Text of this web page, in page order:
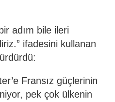
adım bile ileri
ifadesini kullanan
Fransız güçlerinin
pek çok ülkenin